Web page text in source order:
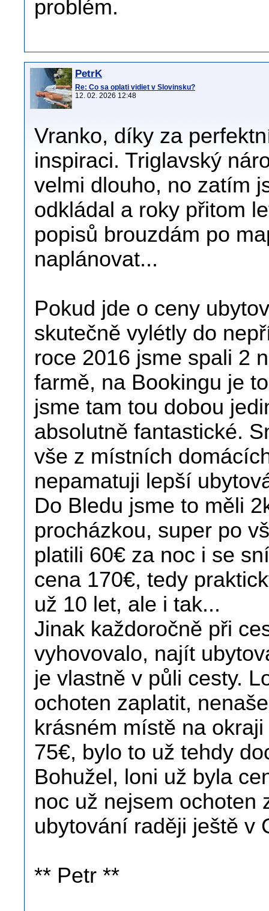
problém.
PetrK
Re: Co sa oplati vidiet v Slovinsku?
12. 02. 2026 12:48
Vranko, díky za
inspiraci. Triglavský
velmi dlouho, no zatím
odkládal a roky přitom
popisů brouzdám po
naplánovat...
Pokud jde o ceny
skutečně vylétly do
roce 2016 jsme spali 2
farmě, na Bookingu je
jsme tam tou dobou
absolutně fantastické.
vše z místních
nepamatuji lepší
Do Bledu jsme to měli
procházkou, super po
platili 60€ za noc i se
cena 170€, tedy
už 10 let, ale i tak...
Jinak každoročně při
vyhovovalo, najít
je vlastně v půli cesty.
ochoten zaplatit,
krásném místě na
75€, bylo to už tehdy
Bohužel, loni už byla
noc už nejsem ochoten
ubytování raději ještě v
** Petr **